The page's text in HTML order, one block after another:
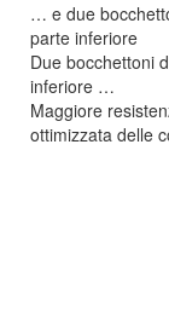
… e due
parte inferiore
Due bocchettoni
inferiore …
Maggiore
ottimizzata delle